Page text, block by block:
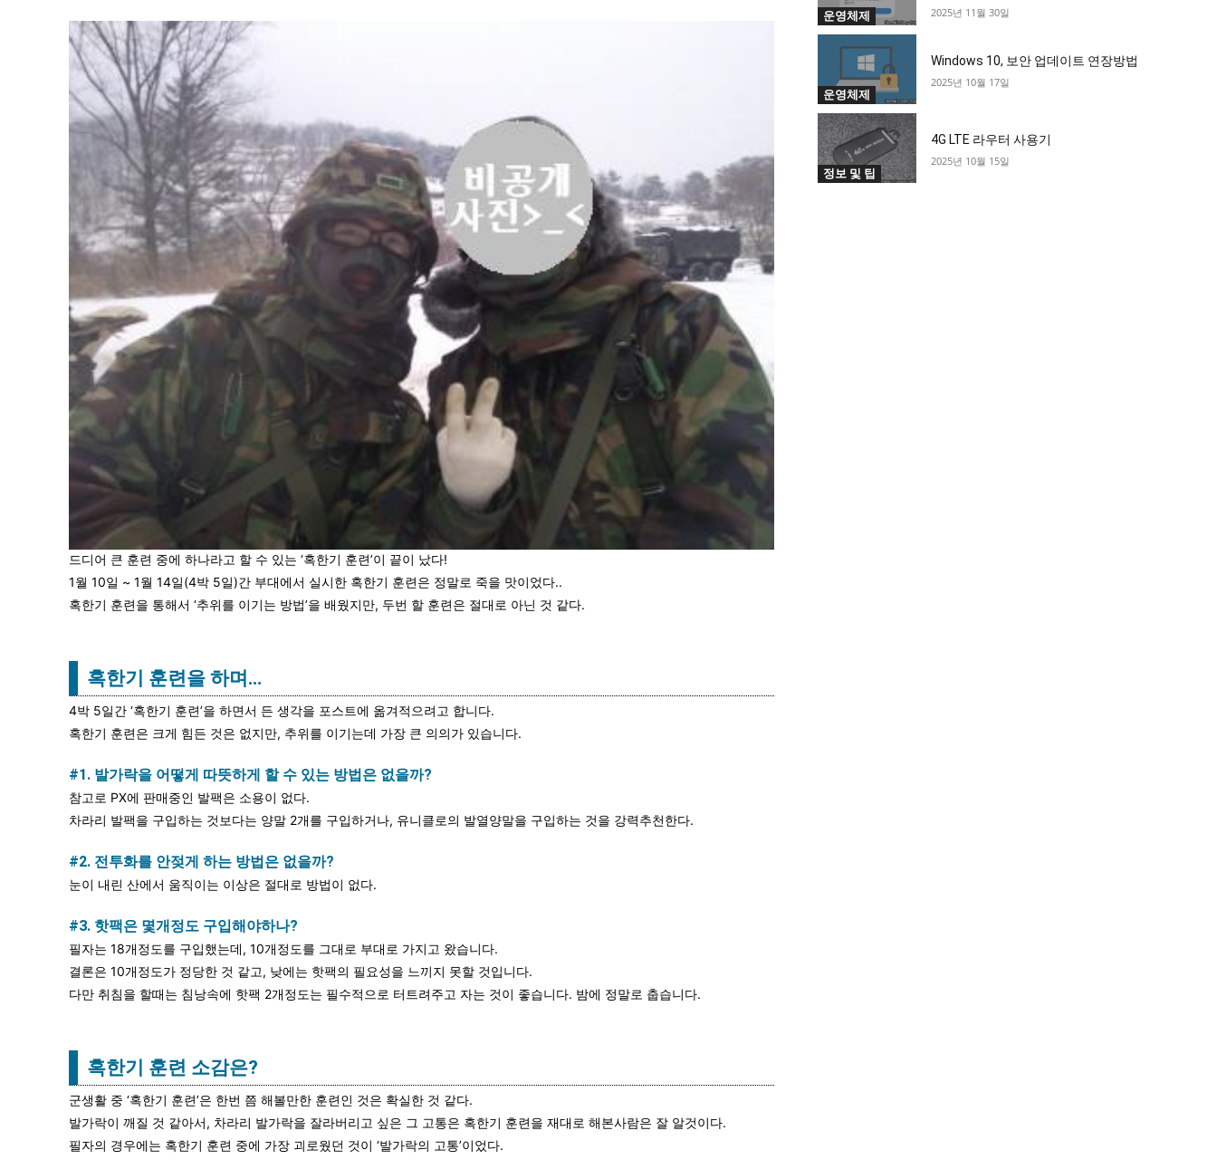
드디어 큰 훈련 중에 하나라고 할 수 있는 ‘혹한기 훈련’이 끝이 났다!
1월 10일 ~ 1월 14일(4박 5일)간 부대에서 실시한 혹한기 훈련은 정말로 죽을 맛이었다..
혹한기 훈련을 통해서 ‘추위를 이기는 방법’을 배웠지만, 두번 할 훈련은 절대로 아닌 것 같다.
혹한기 훈련을 하며…
4박 5일간 ‘혹한기 훈련’을 하면서 든 생각을 포스트에 옮겨적으려고 합니다.
혹한기 훈련은 크게 힘든 것은 없지만, 추위를 이기는데 가장 큰 의의가 있습니다.
#1. 발가락을 어떻게 따뜻하게 할 수 있는 방법은 없을까?
참고로 PX에 판매중인 발팩은 소용이 없다.
차라리 발팩을 구입하는 것보다는 양말 2개를 구입하거나, 유니클로의 발열양말을 구입하는 것을 강력추천한다.
#2. 전투화를 안젖게 하는 방법은 없을까?
눈이 내린 산에서 움직이는 이상은 절대로 방법이 없다.
#3. 핫팩은 몇개정도 구입해야하나?
필자는 18개정도를 구입했는데, 10개정도를 그대로 부대로 가지고 왔습니다.
결론은 10개정도가 정당한 것 같고, 낮에는 핫팩의 필요성을 느끼지 못할 것입니다.
다만 취침을 할때는 침낭속에 핫팩 2개정도는 필수적으로 터트려주고 자는 것이 좋습니다. 밤에 정말로 춥습니다.
혹한기 훈련 소감은?
군생활 중 ‘혹한기 훈련’은 한번 쯤 해볼만한 훈련인 것은 확실한 것 같다.
발가락이 깨질 것 같아서, 차라리 발가락을 잘라버리고 싶은 그 고통은 혹한기 훈련을 재대로 해본사람은 잘 알것이다.
필자의 경우에는 혹한기 훈련 중에 가장 괴로웠던 것이 ‘발가락의 고통’이었다.
운영체제 2025년 11월 30일
운영체제
Windows 10, 보안 업데이트 연장방법
2025년 10월 17일
정보 및 팁
4G LTE 라우터 사용기
2025년 10월 15일